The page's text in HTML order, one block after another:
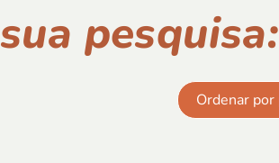
sua pesquisa: